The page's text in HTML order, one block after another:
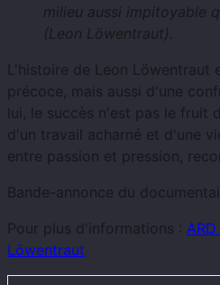
milieu aussi impitoyable
(Leon Löwentraut).
L'histoire de Leon Löwentraut
précoce, mais aussi d'une
lui, le succès n'est pas le fruit
d'un travail acharné et d'une
entre passion et pression,
Bande-annonce du
Pour plus d'informations :
Löwentraut